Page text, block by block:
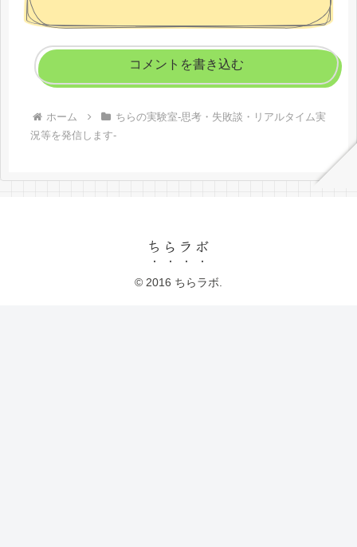
コメントを書き込む
ホーム
ちらの実験室-思考・失敗談・リアルタイム実
況等を発信します-
ちらラボ
© 2016 ちらラボ.